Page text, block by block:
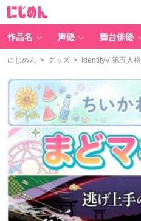
作品名 声優 舞台俳優
にじめん > グッズ > IdentityV 第五人格